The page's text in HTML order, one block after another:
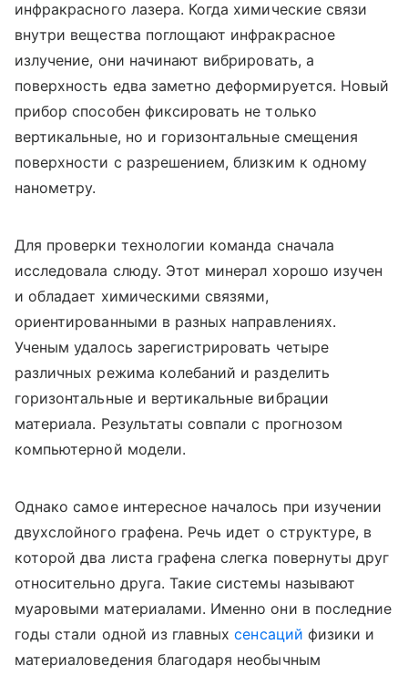
инфракрасного лазера. Когда химические связи
внутри вещества поглощают инфракрасное
излучение, они начинают вибрировать, а
поверхность едва заметно деформируется. Новый
прибор способен фиксировать не только
вертикальные, но и горизонтальные смещения
поверхности с разрешением, близким к одному
нанометру.
Для проверки технологии команда сначала
исследовала слюду. Этот минерал хорошо изучен
и обладает химическими связями,
ориентированными в разных направлениях.
Ученым удалось зарегистрировать четыре
различных режима колебаний и разделить
горизонтальные и вертикальные вибрации
материала. Результаты совпали с прогнозом
компьютерной модели.
Однако самое интересное началось при изучении
двухслойного графена. Речь идет о структуре, в
которой два листа графена слегка повернуты друг
относительно друга. Такие системы называют
муаровыми материалами. Именно они в последние
годы стали одной из главныхсенсаций физики и
материаловедения благодаря необычным